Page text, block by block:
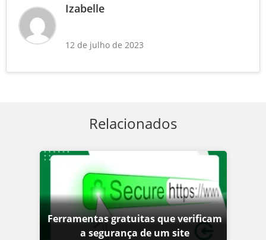
Izabelle
12 de julho de 2023
Relacionados
Ferramentas gratuitas que verificam
a segurança de um site